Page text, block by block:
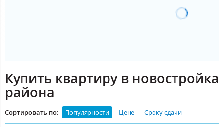
Купить квартиру в
района
Сортировать по: Популярности Цене Сроку сдачи